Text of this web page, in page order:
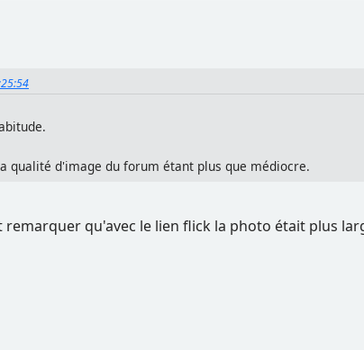
qualité d'image du forum étant plus que médiocre.
qu'avec le lien flick la photo était plus